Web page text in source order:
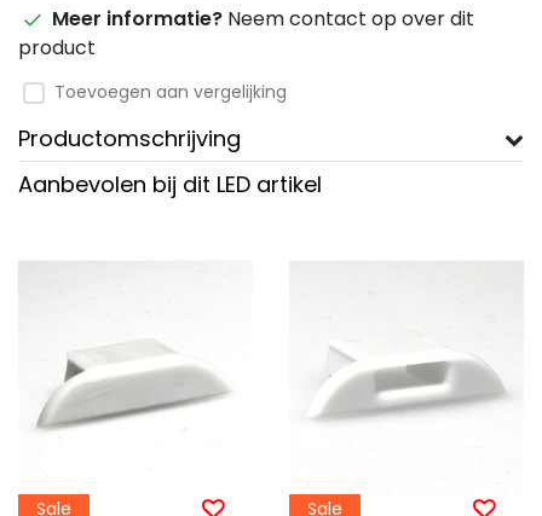
Meer informatie? Neem contact op over dit
product
Toevoegen aan vergelijking
Productomschrijving
Aanbevolen bij dit LED artikel
Sale Sale